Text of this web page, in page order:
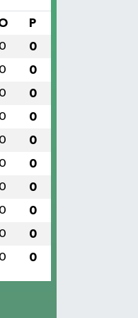
P
0 0
0 0
0 0
0 0
0 0
0 0
0 0
0 0
0 0
0 0